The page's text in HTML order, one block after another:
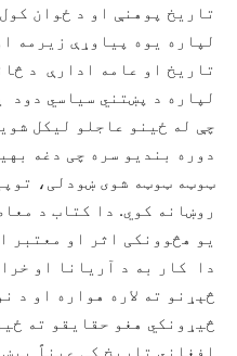
تاریخ پوهنې او د ځوان
لپاره یوه پیاوړې زیرمه
تاریخ او عامه ادارې د
لپاره د پښتني سیاسي دود
چې له ځینو عاجلو لیکل
دوره بندیو سره چی دغه
ټوټه ټوټه شوی ښودلی،
روښانه کوي. دا کتاب د
یو هڅوونکی اثر او معتبر
دا کار به د آریانا او
څېړنو ته لاره هواره او د
څیړونکي هغو حقایقو ته
افغاني تاریخ کې عیناً